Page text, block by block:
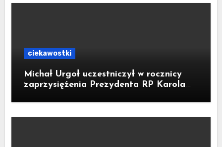
ciekawostki
Michał Urgoł uczestniczył w rocznicy
zaprzysiężenia Prezydenta RP Karola